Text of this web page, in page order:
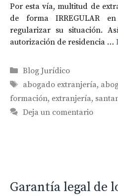
Por esta vía, multitud de
de forma IRREGULAR
regularizar su situación.
autorización de residencia …
Categorías
Blog Jurídico
Etiquetas
abogado extranjería,
formación, extranjería,
Deja un comentario
Garantía legal de